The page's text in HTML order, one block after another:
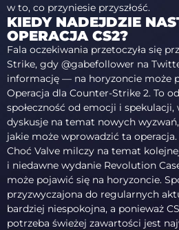
w to, co przyniesie przyszłość.
KIEDY NADEJDZIE
OPERACJA CS2?
Fala oczekiwania przetoczyła się
Strike, gdy @gabefollower na
informację — na horyzoncie może
Operacja dla Counter-Strike 2. To
społeczność od emocji i spekulacji,
dyskusje na temat nowych
jakie może wprowadzić ta operacja.
Choć Valve milczy na temat
i niedawne wydanie Revolution
może pojawić się na horyzoncie.
przyzwyczajona do regularnych
bardziej niespokojna, a ponieważ
potrzeba świeżej zawartości jest